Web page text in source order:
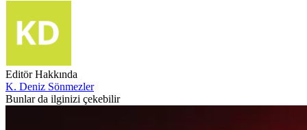
Editör Hakkında
K. Deniz Sönmezler
Bunlar da ilginizi çekebilir